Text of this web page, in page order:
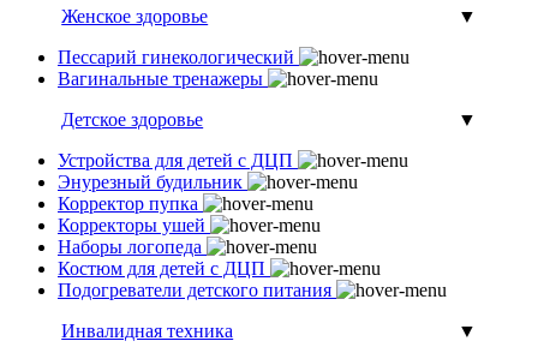
Женское здоровье
▼
Пессарий гинекологический
Вагинальные тренажеры
Детское здоровье
▼
Устройства для детей с ДЦП
Энурезный будильник
Корректор пупка
Корректоры ушей
Наборы логопеда
Костюм для детей с ДЦП
Подогреватели детского питания
Инвалидная техника
▼